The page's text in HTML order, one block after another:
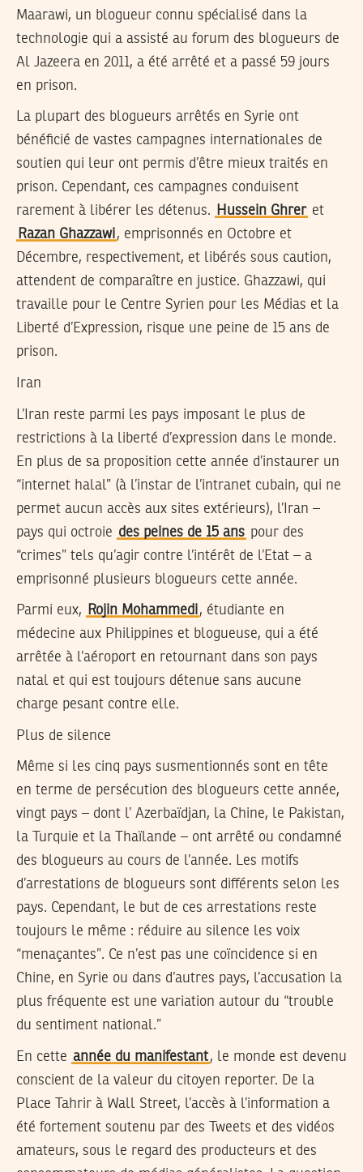
Maarawi, un blogueur connu spécialisé dans la
technologie qui a assisté au forum des blogueurs de
Al Jazeera en 2011, a été arrêté et a passé 59 jours
en prison.
La plupart des blogueurs arrêtés en Syrie ont
bénéficié de vastes campagnes internationales de
soutien qui leur ont permis d’être mieux traités en
prison. Cependant, ces campagnes conduisent
rarement à libérer les détenus.
Hussein Ghrer et
Razan Ghazzawi, emprisonnés en Octobre et
Décembre, respectivement, et libérés sous caution,
attendent de comparaître en justice. Ghazzawi, qui
travaille pour le Centre Syrien pour les Médias et la
Liberté d’Expression, risque une peine de 15 ans de
prison.
Iran
L’Iran reste parmi les pays imposant le plus de
restrictions à la liberté d’expression dans le monde.
En plus de sa proposition cette année d’instaurer un
“internet halal” (à l’instar de l’intranet cubain, qui ne
permet aucun accès aux sites extérieurs), l’Iran –
pays qui octroie des peines de 15 ans pour des
“crimes” tels qu’agir contre l’intérêt de l’Etat – a
emprisonné plusieurs blogueurs cette année.
Parmi eux, Rojin Mohammedi, étudiante en
médecine aux Philippines et blogueuse, qui a été
arrêtée à l’aéroport en retournant dans son pays
natal et qui est toujours détenue sans aucune
charge pesant contre elle.
Plus de silence
Même si les cinq pays susmentionnés sont en tête
en terme de persécution des blogueurs cette année,
vingt pays – dont l’ Azerbaïdjan, la Chine, le Pakistan,
la Turquie et la Thaïlande – ont arrêté ou condamné
des blogueurs au cours de l’année. Les motifs
d’arrestations de blogueurs sont différents selon les
pays. Cependant, le but de ces arrestations reste
toujours le même : réduire au silence les voix
“menaçantes”. Ce n’est pas une coïncidence si en
Chine, en Syrie ou dans d’autres pays, l’accusation la
plus fréquente est une variation autour du “trouble
du sentiment national.”
En cette année du manifestant, le monde est devenu
conscient de la valeur du citoyen reporter. De la
Place Tahrir à Wall Street, l’accès à l’information a
été fortement soutenu par des Tweets et des vidéos
amateurs, sous le regard des producteurs et des